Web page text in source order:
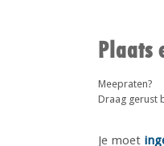
Plaats
Meepraten?
Draag gerust
Je moet